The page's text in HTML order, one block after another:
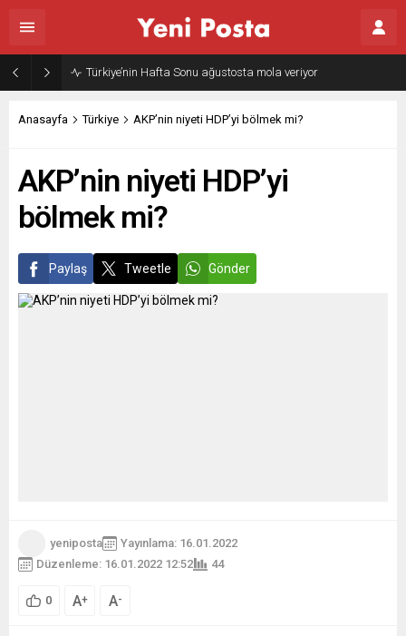
Türkiye’nin Hafta Sonu ağustosta mola veriyor
Anasayfa Türkiye AKP’nin niyeti HDP’yi bölmek mi?
AKP’nin niyeti HDP’yi
bölmek mi?
Paylaş Tweetle Gönder
yeniposta
Yayınlama: 16.01.2022
Düzenleme: 16.01.2022 12:52
44
0 A+ A-